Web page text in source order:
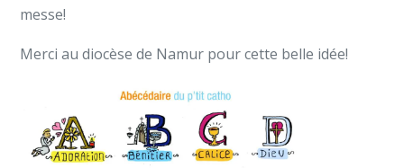
messe!
Merci au diocèse de Namur pour cette belle idée!